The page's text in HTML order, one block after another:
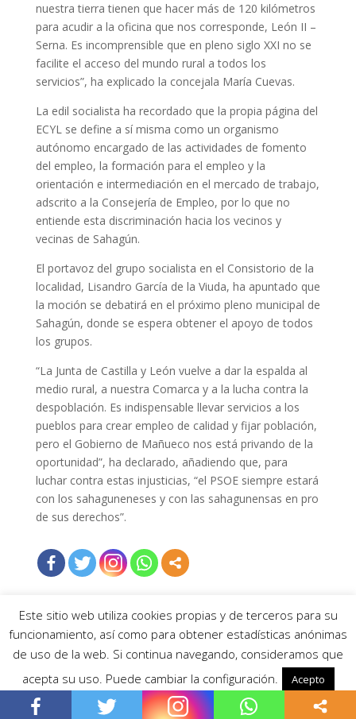
nuestra tierra tienen que hacer más de 120 kilómetros
para acudir a la oficina que nos corresponde, León II –
Serna. Es incomprensible que en pleno siglo XXI no se
facilite el acceso del mundo rural a todos los
servicios”, ha explicado la concejala María Cuevas.
La edil socialista ha recordado que la propia página del
ECYL se define a sí misma como un organismo
autónomo encargado de las actividades de fomento
del empleo, la formación para el empleo y la
orientación e intermediación en el mercado de trabajo,
adscrito a la Consejería de Empleo, por lo que no
entiende esta discriminación hacia los vecinos y
vecinas de Sahagún.
El portavoz del grupo socialista en el Consistorio de la
localidad, Lisandro García de la Viuda, ha apuntado que
la moción se debatirá en el próximo pleno municipal de
Sahagún, donde se espera obtener el apoyo de todos
los grupos.
“La Junta de Castilla y León vuelve a dar la espalda al
medio rural, a nuestra Comarca y a la lucha contra la
despoblación. Es indispensable llevar servicios a los
pueblos para crear empleo de calidad y fijar población,
pero el Gobierno de Mañueco nos está privando de la
oportunidad”, ha declarado, añadiendo que, para
luchar contra estas injusticias, “el PSOE siempre estará
con los sahaguneneses y con las sahagunensas en pro
de sus derechos”.
Política de privacidad
Este sitio web utiliza cookies propias y de terceros para su
funcionamiento, así como para obtener estadísticas anónimas
de uso de la web. Si continua navegando, consideramos que
acepta su uso. Puede cambiar la configuración.
Acepto
Read More